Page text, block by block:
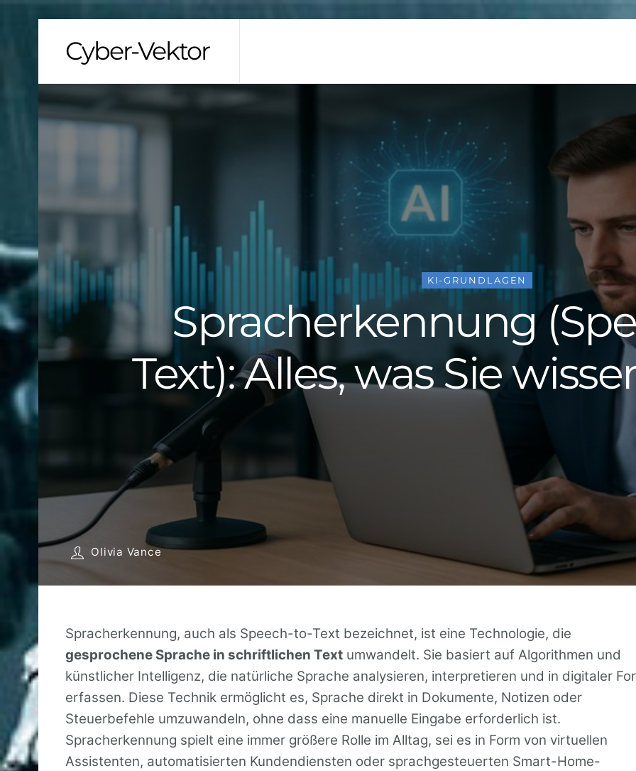
Cyber-Vektor
Spracherkennung
Text): Alles, was Sie
Olivia Vance
KI-GRUNDLAGEN
Spracherkennung, auch als Speech-to-Text bezeichnet, ist eine Technologie, die
gesprochene Sprache in schriftlichen Text umwandelt. Sie basiert auf Algorithmen und
künstlicher Intelligenz, die natürliche Sprache analysieren, interpretieren und in digitaler
erfassen. Diese Technik ermöglicht es, Sprache direkt in Dokumente, Notizen oder
Steuerbefehle umzuwandeln, ohne dass eine manuelle Eingabe erforderlich ist.
Spracherkennung spielt eine immer größere Rolle im Alltag, sei es in Form von virtuellen
Assistenten, automatisierten Kundendiensten oder sprachgesteuerten Smart-Home-